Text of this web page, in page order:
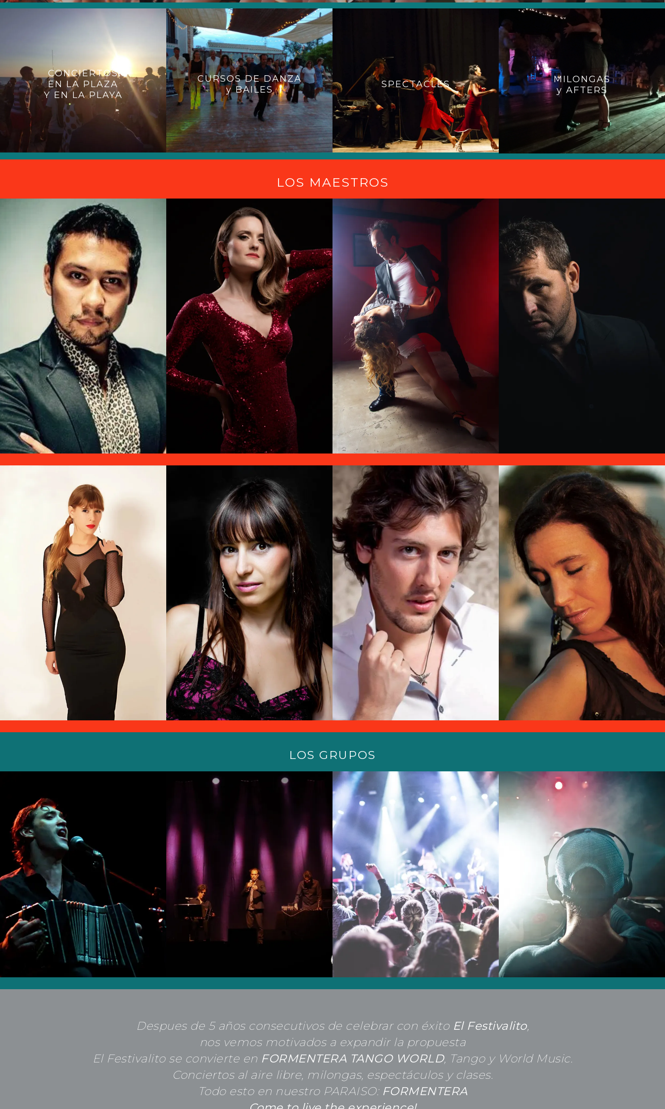
CONCIERTOS
EN LA PLAZA
Y EN LA PLAYA
CURSOS DE DANZA
y BAILES
SPECTACLES
MILONGAS
y AFTERS
LOS MAESTROS
Octavio Fernandez Chantal Fernandez Crea Francisco Leiva Fernando Corrado
Lucia Lerendegui Mariana Patsarika Dimitris Biskas Silvina Valz
LOS GRUPOS
F A N Tango F Dj's
Despues de 5 años consecutivos de celebrar con éxito El Festivalito,
nos vemos motivados a expandir la propuesta
El Festivalito se convierte en FORMENTERA TANGO WORLD, Tango y World Music.
Conciertos al aire libre, milongas, espectáculos y clases.
Todo esto en nuestro PARAISO: FORMENTERA